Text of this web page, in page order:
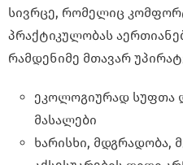
სივრცე, რომელიც
პრაქტიკულობას
რამდენიმე მთავარ
ეკოლოგიურად სუფთა
მასალები
ხარისხი, მდგრადობა,